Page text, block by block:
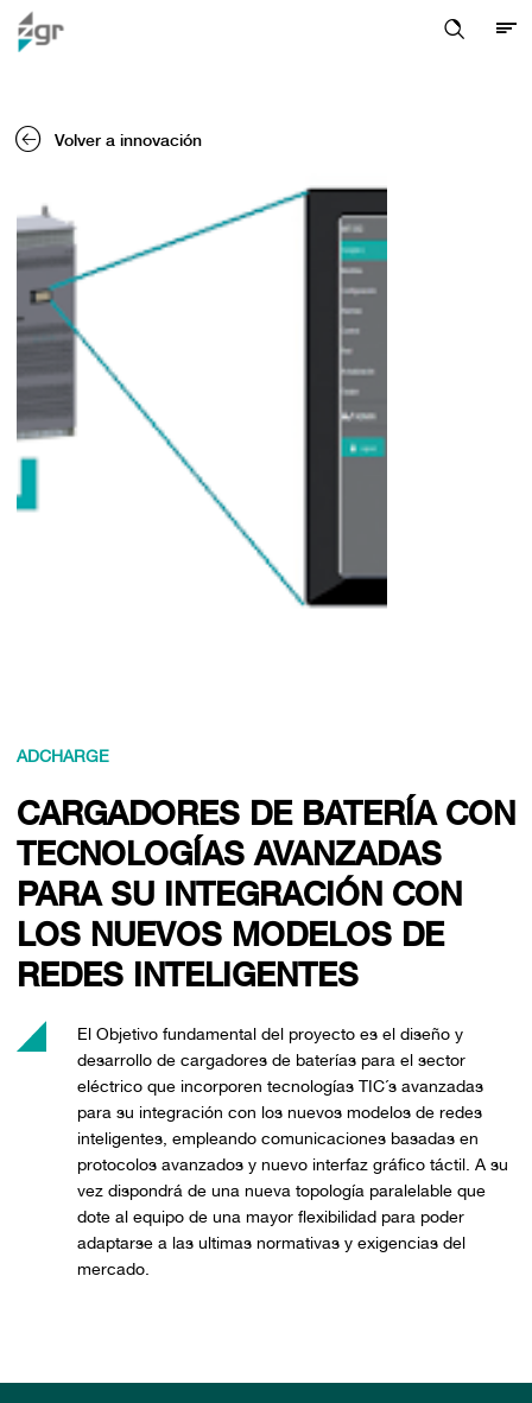
Volver a innovación
ADCHARGE
CARGADORES DE BATERÍA CON
TECNOLOGÍAS AVANZADAS
PARA SU INTEGRACIÓN CON
LOS NUEVOS MODELOS DE
REDES INTELIGENTES
El Objetivo fundamental del proyecto es el diseño y
desarrollo de cargadores de baterías para el sector
eléctrico que incorporen tecnologías TIC´s avanzadas
para su integración con los nuevos modelos de redes
inteligentes, empleando comunicaciones basadas en
protocolos avanzados y nuevo interfaz gráfico táctil. A su
vez dispondrá de una nueva topología paralelable que
dote al equipo de una mayor flexibilidad para poder
adaptarse a las ultimas normativas y exigencias del
mercado.